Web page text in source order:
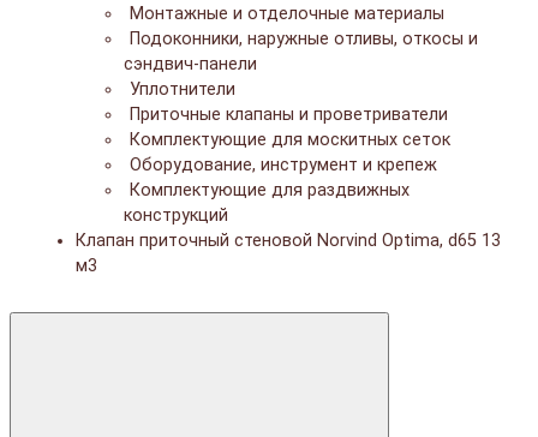
Монтажные и отделочные материалы
Подоконники, наружные отливы, откосы и
сэндвич-панели
Уплотнители
Приточные клапаны и проветриватели
Комплектующие для москитных сеток
Оборудование, инструмент и крепеж
Комплектующие для раздвижных
конструкций
Клапан приточный стеновой Norvind Optima, d65 13
м3